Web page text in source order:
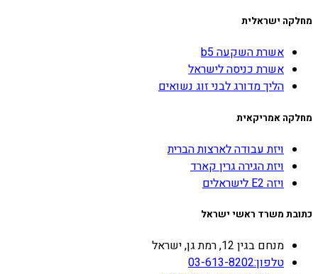
מחלקה ישראלית
אשרת השקעה b5
אשרת כניסה לישראל
הליך מדורג לבני זוג נשואים
מחלקה אמריקאית
ויזת עבודה לארצות הברית
ויזת הגירה גרין קארד
ויזה E2 לישראלים
כתובת משרד ראשי ישראל
מנחם בגין 12, רמת גן, ישראל
טלפון:03-613-8202